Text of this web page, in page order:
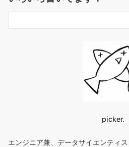
picker.
エンジニア兼、データサイエンティ